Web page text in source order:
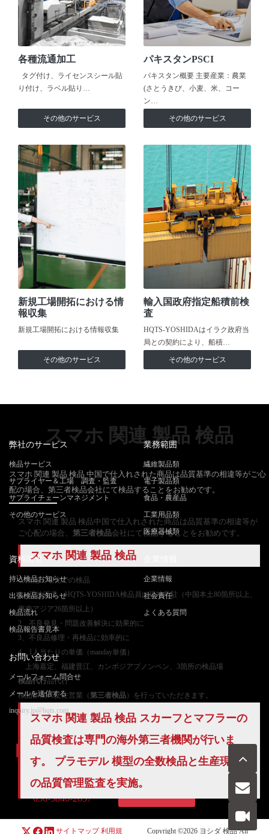
各種流通加工
タグ付け、ライセンスシール貼
り付け、ラベル貼り…
その他のサービス
パキスタンPSCI
パキスタン概要 主要産業：農業
(さとうきび、小麦、米、コー
ン…
その他のサービス
新規工場開拓における情
報収集
新規工場開拓における情報収集
その他のサービス
輸入国政府指定船積前検
査
HQTS-YOSHIDAはイラク政府当
局との契約により、船積…
その他のサービス
スマホ 関連 製品 検品
スマホ 関連 製品 検品 中国で仕入れされた商品は品質基準の相違等がご心
配の場合、第三者検品会社にて検品することをお勧めです。
スマホ 関連 製品 検品中国で仕入れされた商品は品質基準の相違等が
ご心配の場合、 第三者検品会社にて検品することをお勧めです。
スマホ 関連 製品 検品
ご指定工場先での検品
1、現地派遣：HQTS-YOSHIDA検品員は現地常駐（中国本土80箇所以上、
東南アジア26箇所以上）
2、不良発見・問題改善解決に効果的に
3、不良品修理・再検品に効率的に
4、1人当たりの単価（manday単価）
上海嘉定、福建晋江、カンボジアプノンペン、3箇所の検品場
検品代行品代行
検品作業の受注営業（第三者検品）を行っていただきます。
スマホ 関連 製品 検品 スカーフとマフラーの
品質検査は専門の海外第三者機関が行いま
す。 プラモデル 模型の全数検品と生産現場
の品質管理監査を実施。
弊社のサービス
検品サービス
サプライヤー＆工場 調査・監査
サプライチェーンマネジメント
その他のサービス
業務範囲
繊維製品類
電子製品類
食品・農産品
工業用品類
医療器械類
資料請求
持込検品お知らせ
出張検品お知らせ
検品流れ
検品報告書見本
企業情報
社会責任
よくある質問
お問い合わせ
メールフォーム問合せ
メールを送信する
inquiry.jp@hqts.com
お電話でのお問い合わせ
050-5840-2657
サイトマップ 利用規 Copyright ©2026 ヨシダ 検品All